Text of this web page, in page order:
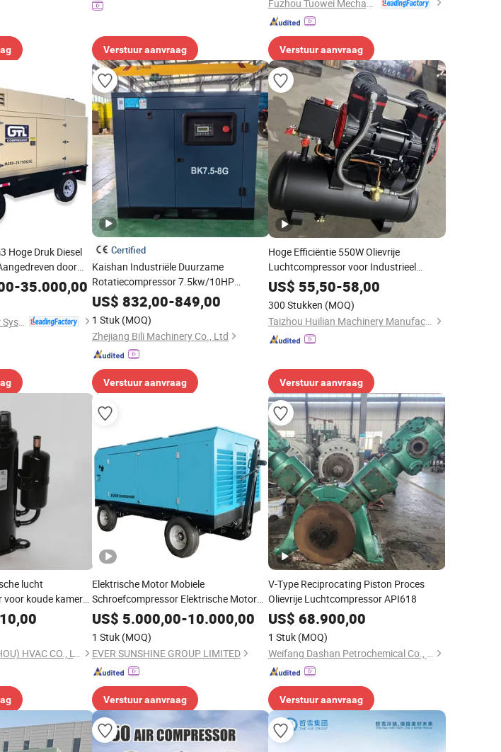
Verstuur aanvraag Verstuur aanvraag
Hoge Druk Diesel
door
-35.000,00
Xiamen GTL Power System Co., Ltd.
Certified
Kaishan Industriële Duurzame
Rotatiecompressor 7.5kw/10HP
Schroefluchtcompressor
US$ 832,00-849,00
1 Stuk (MOQ)
Zhejiang Bili Machinery Co., Ltd
Verstuur aanvraag
Hoge Efficiëntie 550W Olievrije
Luchtcompressor voor Industrieel
Gebruik
US$ 55,50-58,00
300 Stukken (MOQ)
Taizhou Huilian Machinery Manufacturing Co., Ltd
Verstuur aanvraag
lucht
koude kamer
OZWIDE(GUANGZHOU) HVAC CO., LTD.
Elektrische Motor Mobiele
Schroefcompressor Elektrische Motor
Aangedreven Eén-Fase Draagbare
Schroef Luchtcompressor
US$ 5.000,00-10.000,00
1 Stuk (MOQ)
EVER SUNSHINE GROUP LIMITED
Verstuur aanvraag
V-Type Reciprocating Piston Proces
Olievrije Luchtcompressor API618
US$ 68.900,00
1 Stuk (MOQ)
Weifang Dashan Petrochemical Co., Ltd.
Verstuur aanvraag